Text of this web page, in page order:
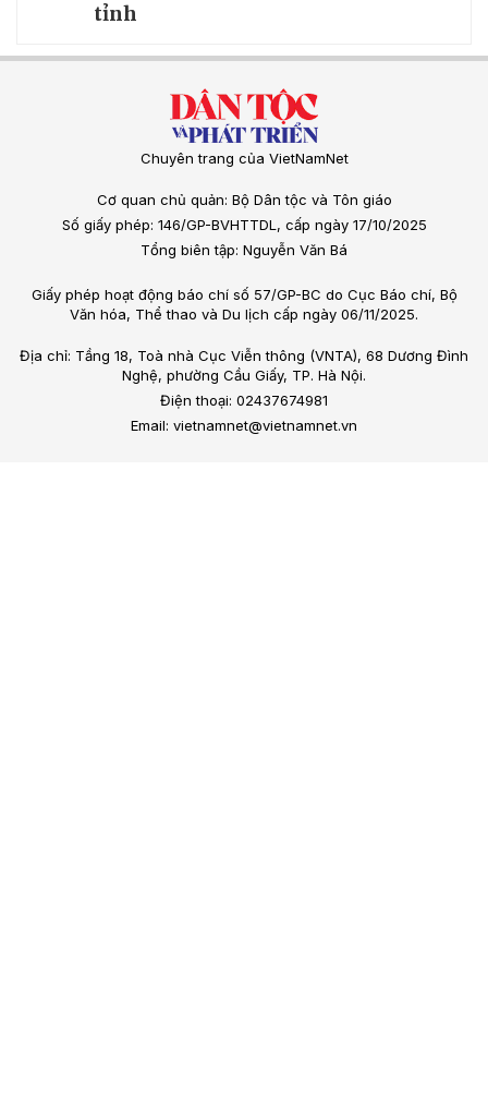
tỉnh
Chuyên trang của VietNamNet
Cơ quan chủ quản: Bộ Dân tộc và Tôn giáo
Số giấy phép: 146/GP-BVHTTDL, cấp ngày 17/10/2025
Tổng biên tập: Nguyễn Văn Bá
Giấy phép hoạt động báo chí số 57/GP-BC do Cục Báo chí, Bộ
Văn hóa, Thể thao và Du lịch cấp ngày 06/11/2025.
Địa chỉ: Tầng 18, Toà nhà Cục Viễn thông (VNTA), 68 Dương Đình
Nghệ, phường Cầu Giấy, TP. Hà Nội.
Điện thoại: 02437674981
Email: vietnamnet@vietnamnet.vn